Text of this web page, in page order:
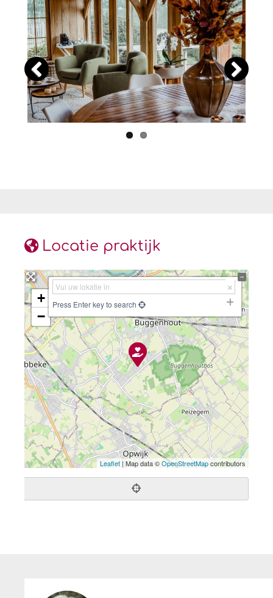
Locatie praktijk
+
−
Press Enter key to search
Leaflet | Map data ©OpenStreetMapcontributors